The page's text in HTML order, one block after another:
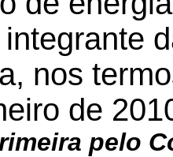
nos
de
pelo